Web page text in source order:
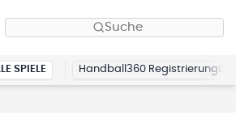
Suche
SPIELE Handball360 Registrierung